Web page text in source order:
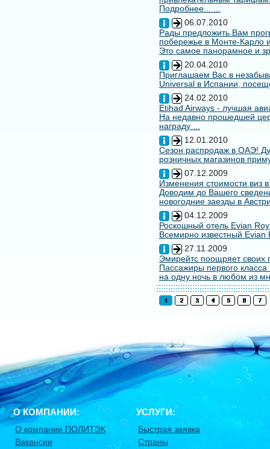
Подробнее... ...
06.07.2010
Рады предложить Вам
побережье в Монте-Карло
Это самое панорамное и
20.04.2010
Приглашаем Вас в
Universal в Испании,
24.02.2010
Etihad Airways - лучшая
На недавно прошедшей
награду ...
12.01.2010
Сезон распродаж в ОАЭ!
розничных магазинов
07.12.2009
Изменения стоимости виз
Доводим до Вашего
новогодние заезды в
04.12.2009
Роскошный отель Evian
Всемирно известный
27.11.2009
Эмирейтс поощряет своих
Пассажиры первого
на одну ночь в любом из
О КОМПАНИИ:
О компании ПОЛИТЭК
Вакансии
УСЛУГИ:
Быстрая заявка
Страны